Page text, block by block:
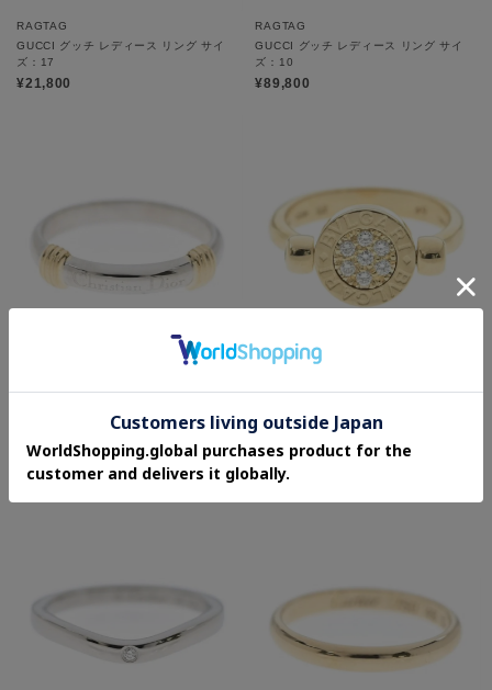
RAGTAG
GUCCI グッチ レディース リング サイ
ズ：17
¥21,800
RAGTAG
GUCCI グッチ レディース リング サイ
ズ：10
¥89,800
Christian Dior クリスチャンディオール
レディース リング サイズ：14
BVLGARI ブルガリ レディース リング
¥198,000